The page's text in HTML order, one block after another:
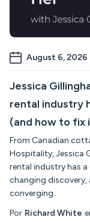
August 6, 2026
Jessica
rental industry
(and how to fix
From Canadian
Hospitality, Jessica
rental industry has
changing discovery,
converging.
Por Richard White